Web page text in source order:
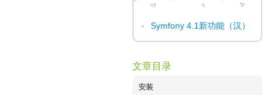
Symfony 4.1新功能（汉）
文章目录
安装